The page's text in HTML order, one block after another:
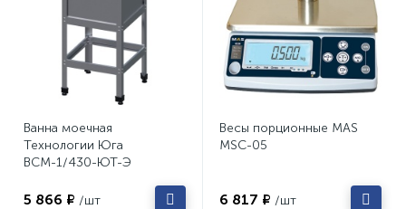
Ванна моечная
Технологии Юга
ВСМ-1/430-ЮТ-Э
5 866 ₽ /шт
Весы порционные MAS
MSC-05
6 817 ₽ /шт